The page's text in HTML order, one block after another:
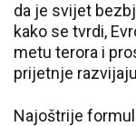
da je svijet
kako se tvrdi,
metu terora i
prijetnje
Najoštrije